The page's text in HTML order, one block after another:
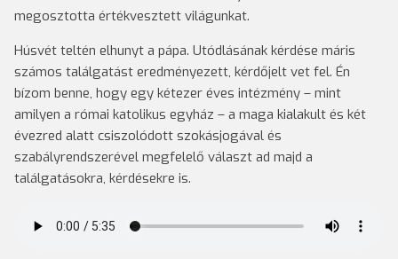
megosztotta értékvesztett világunkat.
Húsvét teltén elhunyt a pápa. Utódlásának kérdése máris
számos találgatást eredményezett, kérdőjelt vet fel. Én
bízom benne, hogy egy kétezer éves intézmény – mint
amilyen a római katolikus egyház – a maga kialakult és két
évezred alatt csiszolódott szokásjogával és
szabályrendszerével megfelelő választ ad majd a
találgatásokra, kérdésekre is.